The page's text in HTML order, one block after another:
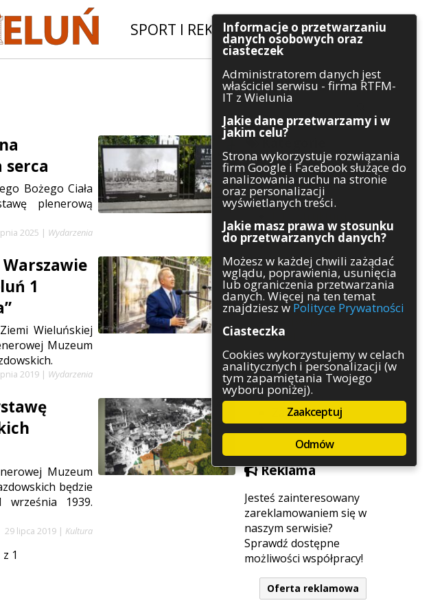
SPORT I REKREACJA|INWESTYCJE
Szukaj
Kategorie
Architektura
Gospodarka
Handel
Komunikaty
Kultura
Polityka
Pozostałe
Psychologia
Rolnictwo
Służby
Sport
Środowisko
Szkolnictwo
Wydarzenia
Zapowiedzi
Zdrowie
Reklama
Jesteś zainteresowany
zareklamowaniem się w
naszym serwisie?
Sprawdź dostępne
możliwości współpracy!
Oferta reklamowa
serca
Bożego Ciała
plenerową
2025 | Wydarzenia
1
Wieluńskiej
Muzeum
2019 | Wydarzenia
Muzeum
będzie
września 1939.
29 lipca 2019 | Kultura
1
Informacje o przetwarzaniu
danych osobowych oraz
ciasteczek
Administratorem danych jest
właściciel serwisu - firma RTFM-
IT z Wielunia
Jakie dane przetwarzamy i w
jakim celu?
Strona wykorzystuje rozwiązania
firm Google i Facebook służące do
analizowania ruchu na stronie
oraz personalizacji
wyświetlanych treści.
Jakie masz prawa w stosunku
do przetwarzanych danych?
Możesz w każdej chwili zażądać
wglądu, poprawienia, usunięcia
lub ograniczenia przetwarzania
danych. Więcej na ten temat
znajdziesz w Polityce Prywatności
Ciasteczka
Cookies wykorzystujemy w celach
analitycznych i personalizacji (w
tym zapamiętania Twojego
wyboru poniżej).
Zaakceptuj
Odmów